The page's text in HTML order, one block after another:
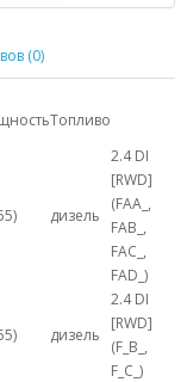
(0)
Топливо
дизель
2.4 DI
[RWD]
(FAA_,
FAB_,
FAC_,
FAD_)
дизель
2.4 DI
[RWD]
(F_B_,
F_C_)